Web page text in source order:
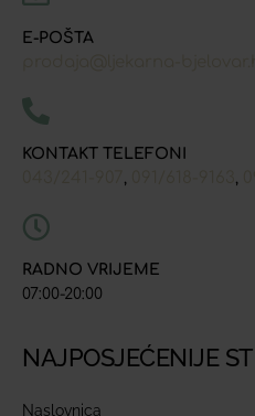
E-POŠTA
KONTAKT TELEFONI
RADNO VRIJEME
07:00-20:00
NAJPOSJEĆENIJE
Naslovnica